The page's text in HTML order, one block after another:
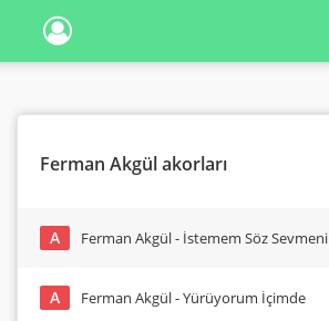
Ferman Akgül akorları
A Ferman Akgül - İstemem Söz Sevmeni
A Ferman Akgül - Yürüyorum İçimde